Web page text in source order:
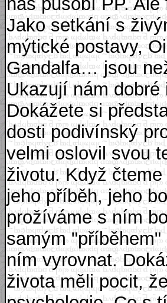
Jako setkání s
mýtické postavy,
Gandalfa… jsou
Ukazují nám
Dokážete si
dosti podivínský
velmi oslovil svou
životu. Když
jeho příběh, jeho
prožíváme s ním
samým
ním vyrovnat.
života měli pocit,